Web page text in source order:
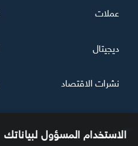
تابعنا
عملات
ديجيتال
نشرات الاقتصاد
الاستخدام المسؤول لبياناتك